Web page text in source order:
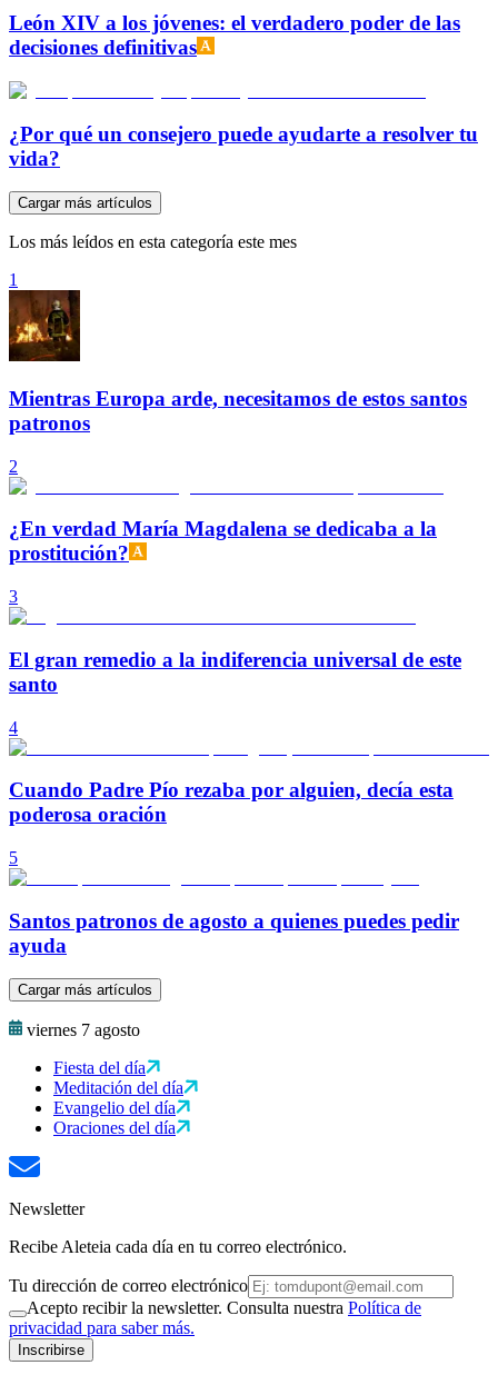
León XIV a los jóvenes: el verdadero poder de las
decisiones definitivas
¿Por qué un consejero puede ayudarte a resolver tu
vida?
Cargar más artículos
Los más leídos en esta categoría este mes
1
Mientras Europa arde, necesitamos de estos santos
patronos
2
¿En verdad María Magdalena se dedicaba a la
prostitución?
3
El gran remedio a la indiferencia universal de este
santo
4
Cuando Padre Pío rezaba por alguien, decía esta
poderosa oración
5
Santos patronos de agosto a quienes puedes pedir
ayuda
Cargar más artículos
viernes 7 agosto
Fiesta del día
Meditación del día
Evangelio del día
Oraciones del día
Newsletter
Recibe Aleteia cada día en tu correo electrónico.
Tu dirección de correo electrónico
Acepto recibir la newsletter. Consulta nuestra Política de
privacidad para saber más.
Inscribirse